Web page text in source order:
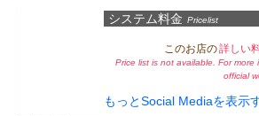
システム料金 Pricelist
このお店の詳しい
Price list is not available. For
official
もっとSocial Mediaを表示